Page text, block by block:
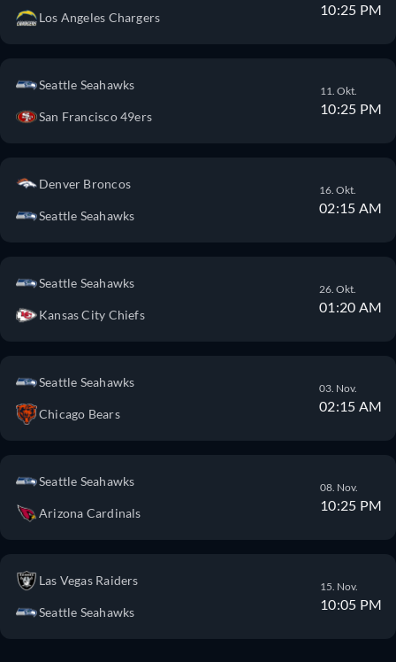
Los Angeles Chargers 10:25 PM
Seattle Seahawks
San Francisco 49ers
11. Okt.
10:25 PM
Denver Broncos
Seattle Seahawks
16. Okt.
02:15 AM
Seattle Seahawks
Kansas City Chiefs
26. Okt.
01:20 AM
Seattle Seahawks
Chicago Bears
03. Nov.
02:15 AM
Seattle Seahawks
Arizona Cardinals
08. Nov.
10:25 PM
Las Vegas Raiders
Seattle Seahawks
15. Nov.
10:05 PM